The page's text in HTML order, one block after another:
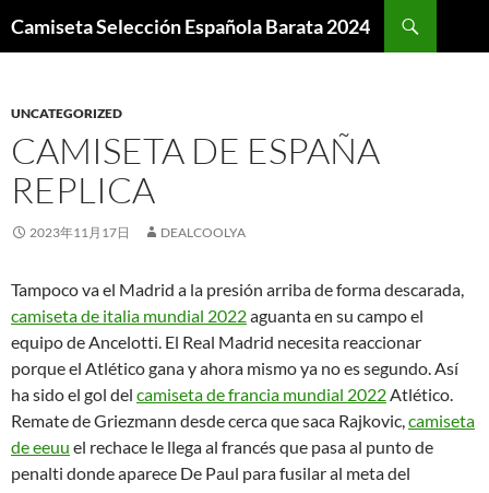
Camiseta Selección Española Barata 2024
UNCATEGORIZED
CAMISETA DE ESPAÑA
REPLICA
2023年11月17日 DEALCOOLYA
Tampoco va el Madrid a la presión arriba de forma descarada,
camiseta de italia mundial 2022aguanta en su campo el
equipo de Ancelotti. El Real Madrid necesita reaccionar
porque el Atlético gana y ahora mismo ya no es segundo. Así
ha sido el gol del camiseta de francia mundial 2022Atlético.
Remate de Griezmann desde cerca que saca Rajkovic,camiseta
de eeuu el rechace le llega al francés que pasa al punto de
penalti donde aparece De Paul para fusilar al meta del